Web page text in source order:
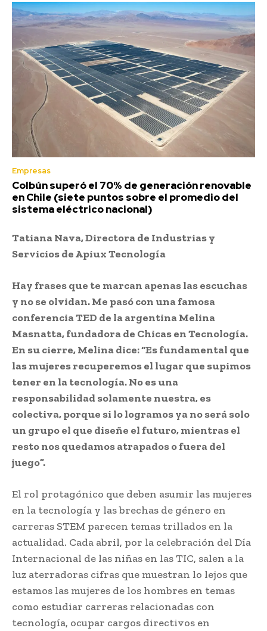
Empresas
Colbún superó el 70% de generación renovable
en Chile (siete puntos sobre el promedio del
sistema eléctrico nacional)
Tatiana Nava, Directora de Industrias y
Servicios de Apiux Tecnología
Hay frases que te marcan apenas las escuchas
y no se olvidan. Me pasó con una famosa
conferencia TED de la argentina Melina
Masnatta, fundadora de Chicas en Tecnología.
En su cierre, Melina dice: “Es fundamental que
las mujeres recuperemos el lugar que supimos
tener en la tecnología. No es una
responsabilidad solamente nuestra, es
colectiva, porque si lo logramos ya no será solo
un grupo el que diseñe el futuro, mientras el
resto nos quedamos atrapados o fuera del
juego”.
El rol protagónico que deben asumir las mujeres
en la tecnología y las brechas de género en
carreras STEM parecen temas trillados en la
actualidad. Cada abril, por la celebración del Día
Internacional de las niñas en las TIC, salen a la
luz aterradoras cifras que muestran lo lejos que
estamos las mujeres de los hombres en temas
como estudiar carreras relacionadas con
tecnología, ocupar cargos directivos en